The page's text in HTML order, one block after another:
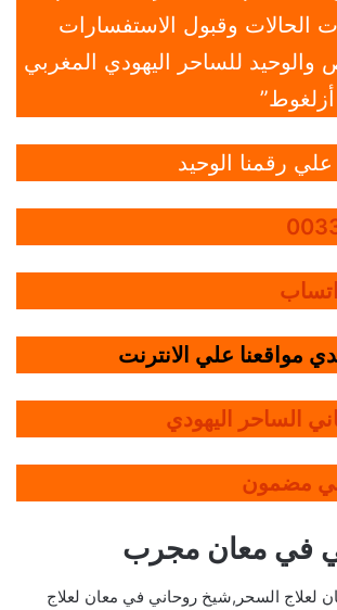
الحالات وقبول الاستفسارات
للساحر اليهودي المغربي
أزلغوط”
علي رقمنا الوحيد
مواقعنا علي الانترنت
الساحر اليهودي
مضمون
في معان مجرب
لعلاج السحر,شيخ روحاني في معان لعلاج